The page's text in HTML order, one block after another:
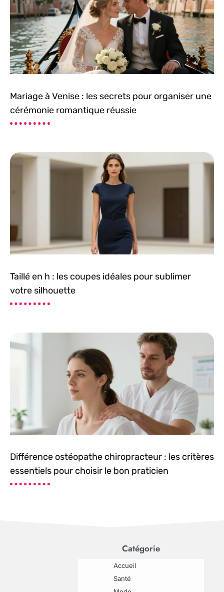
Mariage à Venise : les secrets pour organiser une
cérémonie romantique réussie
Taillé en h : les coupes idéales pour sublimer
votre silhouette
Différence ostéopathe chiropracteur : les critères
essentiels pour choisir le bon praticien
Catégorie
Accueil
Santé